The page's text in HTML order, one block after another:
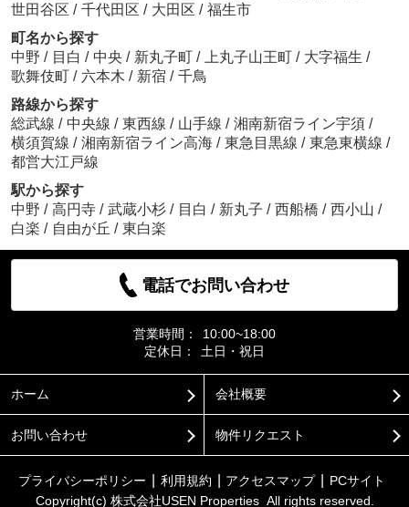
世田谷区 / 千代田区 / 大田区 / 福生市
町名から探す
中野 / 目白 / 中央 / 新丸子町 / 上丸子山王町 / 大字福生 /
歌舞伎町 / 六本木 / 新宿 / 千鳥
路線から探す
総武線 / 中央線 / 東西線 / 山手線 / 湘南新宿ライン宇須 /
横須賀線 / 湘南新宿ライン高海 / 東急目黒線 / 東急東横線 /
都営大江戸線
駅から探す
中野 / 高円寺 / 武蔵小杉 / 目白 / 新丸子 / 西船橋 / 西小山 /
白楽 / 自由が丘 / 東白楽
電話でお問い合わせ
営業時間：
10:00~18:00
定休日：
土日・祝日
ホーム 会社概要
お問い合わせ 物件リクエスト
プライバシーポリシー 利用規約 アクセスマップ
PCサイト
Copyright(c) 株式会社USEN Properties All rights reserved.